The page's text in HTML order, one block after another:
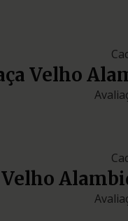
Velho
Velho